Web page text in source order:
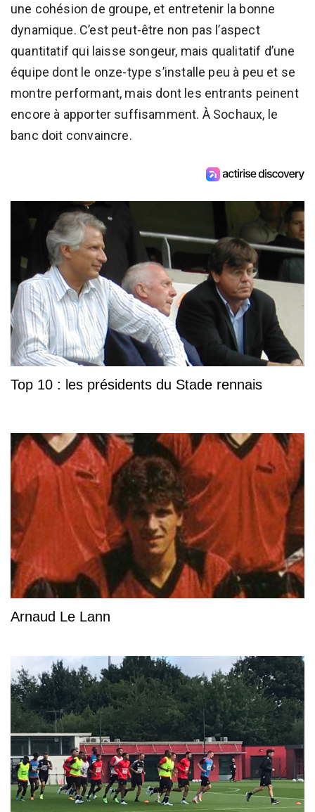
une cohésion de groupe, et entretenir la bonne
dynamique. C’est peut-être non pas l’aspect
quantitatif qui laisse songeur, mais qualitatif d’une
équipe dont le onze-type s’installe peu à peu et se
montre performant, mais dont les entrants peinent
encore à apporter suffisamment. À Sochaux, le
banc doit convaincre.
Top 10 : les présidents du Stade rennais
Arnaud Le Lann